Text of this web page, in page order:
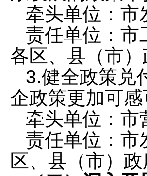
牵头单位：市
责任单位：市
各区、县（市
3.健全政策兑
企政策更加可感
牵头单位：市
责任单位：市
区、县（市）